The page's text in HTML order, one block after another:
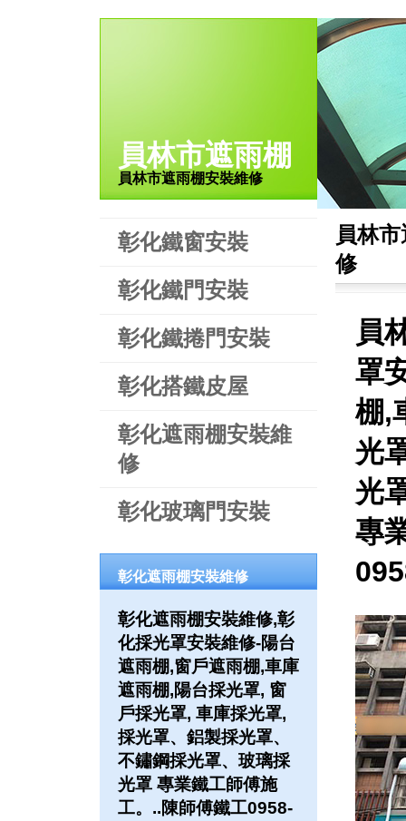
員林市遮雨棚
員林市遮雨棚安裝維修
彰化鐵窗安裝
彰化鐵門安裝
彰化鐵捲門安裝
彰化搭鐵皮屋
彰化遮雨棚安裝維
修
彰化玻璃門安裝
彰化遮雨棚安裝維修
彰化遮雨棚安裝維修,彰
化採光罩安裝維修-陽台
遮雨棚,窗戶遮雨棚,車庫
遮雨棚,陽台採光罩, 窗
戶採光罩, 車庫採光罩,
採光罩、鋁製採光罩、
不鏽鋼採光罩、玻璃採
光罩 專業鐵工師傅施
工。..陳師傅鐵工0958-
員林
修
員
罩
棚,
光
光
專